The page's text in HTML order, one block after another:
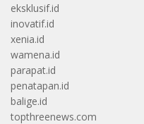
eksklusif.id
inovatif.id
xenia.id
wamena.id
parapat.id
penatapan.id
balige.id
topthreenews.com